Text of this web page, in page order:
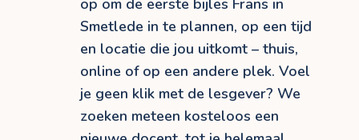
Smetlede in te plannen, op een tijd
en locatie die jou uitkomt – thuis,
online of op een andere plek. Voel
je geen klik met de lesgever? We
zoeken meteen kosteloos een